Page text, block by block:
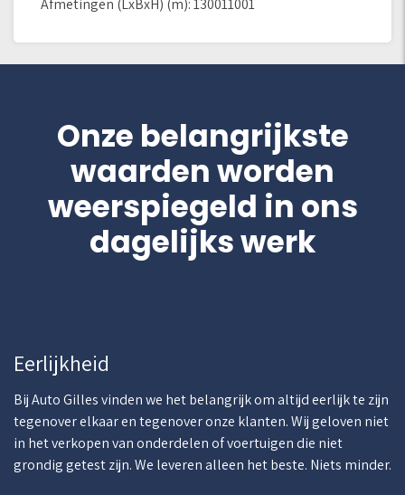
Afmetingen (LxBxH) (m): 130011001
Onze belangrijkste
waarden worden
weerspiegeld in ons
dagelijks werk
Eerlijkheid
Bij Auto Gilles vinden we het belangrijk om altijd eerlijk te zijn
tegenover elkaar en tegenover onze klanten. Wij geloven niet
in het verkopen van onderdelen of voertuigen die niet
grondig getest zijn. We leveren alleen het beste. Niets minder.